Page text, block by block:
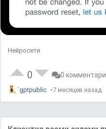
Нейросети
0 0
gptpublic 7 месяцев назад